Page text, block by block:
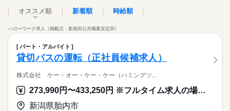
オススメ順 新着順 時給順
ハローワーク求人（掲載元：新発田公共職業安定所）
パート・アルバイト
貸切バスの運転（正社員候補求人）
株式会社 ケー・オー・ケー・ケー（ハミングツ...
273,990円〜433,250円 ※フルタイム求人の場合は月額（換算額）、パート求人の場合は時間額を表示しています。
新潟県胎内市